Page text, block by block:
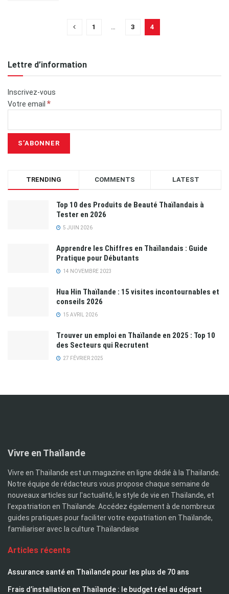
1 3 4
Lettre d’information
Inscrivez-vous
Votre email *
TRENDING COMMENTS LATEST
Top 10 des Produits de Beauté Thaïlandais à
Tester en 2026
5 JUIN 2026
Apprendre les Chiffres en Thaïlandais : Guide
Pratique pour Débutants
14 NOVEMBRE 2023
Hua Hin Thaïlande : 15 visites incontournables et
conseils 2026
15 AVRIL 2026
Trouver un emploi en Thaïlande en 2025 : Top 10
des Secteurs qui Recrutent
27 FÉVRIER 2025
Vivre en Thaïlande
Vivre en Thaïlande est un magazine en ligne dédié à la Thaïlande.
Notre équipe de rédacteurs vous propose chaque semaine de
nouveaux articles sur l'actualité, le style de vie en Thaïlande, et
l'expatriation en Thaïlande. Accédez également à de nombreux
guides pratiques pour faciliter votre expatriation en Thaïlande,
familiariser avec la culture Thaïlandaise
Articles récents
Assurance santé en Thaïlande pour les plus de 70 ans
Frais d’installation en Thaïlande : le budget réel au départ